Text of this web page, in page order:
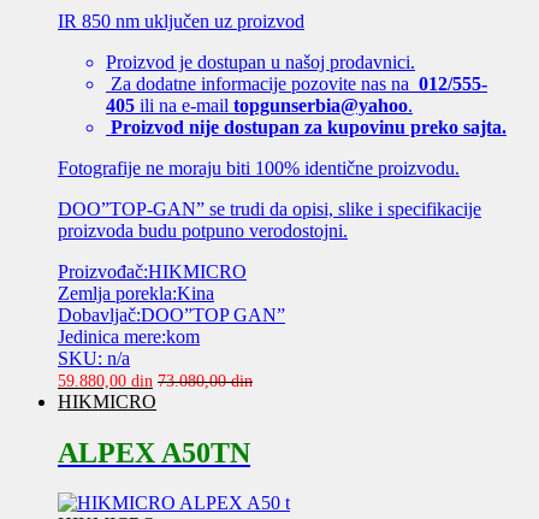
IR 850 nm uključen uz proizvod
Proizvod je dostupan u našoj prodavnici.
Za dodatne informacije pozovite nas na 012/555-
405 ili na e-mail topgunserbia@yahoo.
Proizvod nije dostupan za kupovinu preko sajta.
Fotografije ne moraju biti 100% identične proizvodu.
DOO”TOP-GAN” se trudi da opisi, slike i specifikacije
proizvoda budu potpuno verodostojni.
Proizvođač:HIKMICRO
Zemlja porekla:Kina
Dobavljač:DOO”TOP GAN”
Jedinica mere:kom
SKU: n/a
59.880,00 din 73.080,00din
HIKMICRO
ALPEX A50TN